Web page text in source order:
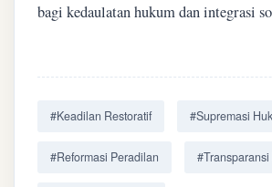
bagi kedaulatan hukum dan integrasi
#Keadilan Restoratif #Supremasi
#Reformasi Peradilan